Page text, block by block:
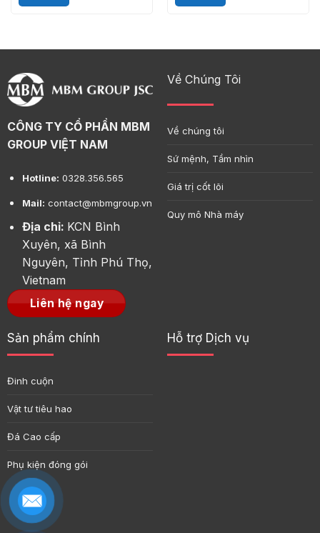
CÔNG TY CỔ PHẦN MBM
GROUP VIỆT NAM
Hotline: 0328.356.565
Mail: contact@mbmgroup.vn
Địa chỉ: KCN Bình
Xuyên, xã Bình
Nguyên, Tỉnh Phú Thọ,
Vietnam
Liên hệ ngay
Về Chúng Tôi
Về chúng tôi
Sứ mệnh, Tầm nhìn
Giá trị cốt lõi
Quy mô Nhà máy
Sản phẩm chính
Đinh cuộn
Vật tư tiêu hao
Đá Cao cấp
Phụ kiện đóng gói
Hỗ trợ Dịch vụ